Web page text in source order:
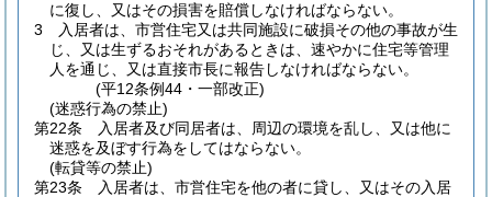
に復し、又はその損害を賠償しなければならない。
3
入居者は、市営住宅又は共同施設に破損その他の事故が生
じ、又は生ずるおそれがあるときは、速やかに住宅等管理
人を通じ、又は直接市長に報告しなければならない。
(平12条例44・一部改正)
(迷惑行為の禁止)
第22条
入居者及び同居者は、周辺の環境を乱し、又は他に
迷惑を及ぼす行為をしてはならない。
(転貸等の禁止)
第23条
入居者は、市営住宅を他の者に貸し、又はその入居